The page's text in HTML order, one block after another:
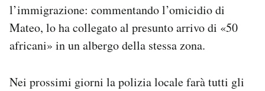
l’immigrazione: commentando l’omicidio di
Mateo, lo ha collegato al presunto arrivo di «50
africani» in un albergo della stessa zona.
Nei prossimi giorni la polizia locale farà tutti gli